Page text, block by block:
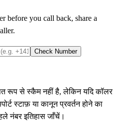
before you call back, share a
Check Number
रूप से स्कैम नहीं है, लेकिन यदि कॉलर
स्टाफ़ या कानून प्रवर्तन होने का
नंबर इतिहास जाँचें।